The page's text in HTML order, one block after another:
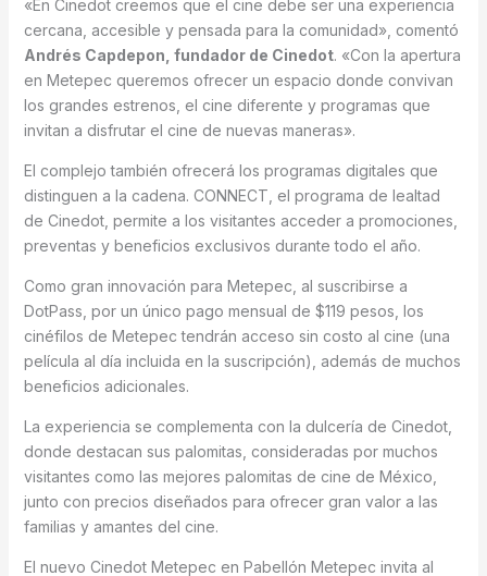
«En Cinedot creemos que el cine debe ser una experiencia
cercana, accesible y pensada para la comunidad», comentó
Andrés Capdepon, fundador de Cinedot. «Con la apertura
en Metepec queremos ofrecer un espacio donde convivan
los grandes estrenos, el cine diferente y programas que
invitan a disfrutar el cine de nuevas maneras».
El complejo también ofrecerá los programas digitales que
distinguen a la cadena. CONNECT, el programa de lealtad
de Cinedot, permite a los visitantes acceder a promociones,
preventas y beneficios exclusivos durante todo el año.
Como gran innovación para Metepec, al suscribirse a
DotPass, por un único pago mensual de $119 pesos, los
cinéfilos de Metepec tendrán acceso sin costo al cine (una
película al día incluida en la suscripción), además de muchos
beneficios adicionales.
La experiencia se complementa con la dulcería de Cinedot,
donde destacan sus palomitas, consideradas por muchos
visitantes como las mejores palomitas de cine de México,
junto con precios diseñados para ofrecer gran valor a las
familias y amantes del cine.
El nuevo Cinedot Metepec en Pabellón Metepec invita al